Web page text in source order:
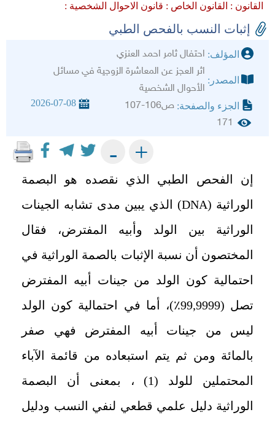
القانون : القانون الخاص : قانون الاحوال الشخصية :
إثبات النسب بالفحص الطبي
المؤلف: احتفال ثامر احمد العنزي
المصدر:
اثر العجز عن المعاشرة الزوجية في مسائل
الأحوال الشخصية
الجزء والصفحة: ص106-107 2026-07-08
171
+
-
إن الفحص الطبي الذي نقصده هو البصمة
الوراثية (DNA) الذي يبين مدى تشابه الجينات
الوراثية بين الولد وأبيه المفترض، فقال
المختصون أن نسبة الإثبات بالصمة الوراثية في
احتمالية كون الولد من جينات أبيه المفترض
تصل (99,9999٪)، أما في احتمالية كون الولد
ليس من جينات أبيه المفترض فهي صفر
بالمائة ومن ثم يتم استبعاده من قائمة الآباء
المحتملين للولد (1) ، بمعنى أن البصمة
الوراثية دليل علمي قطعي لنفي النسب ودليل